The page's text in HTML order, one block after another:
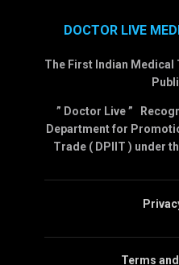
DOCTOR LIVE
The First Indian Medical
” Doctor Live ”
Department for
Trade ( DPIIT ) under
Terms